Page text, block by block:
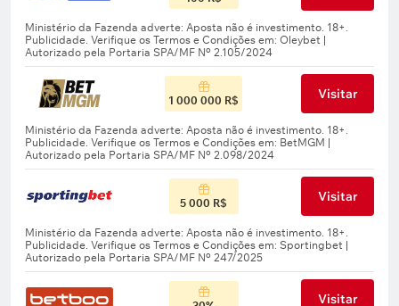
1 000 000 R$ Visitar
5 000 R$ Visitar
Visitar